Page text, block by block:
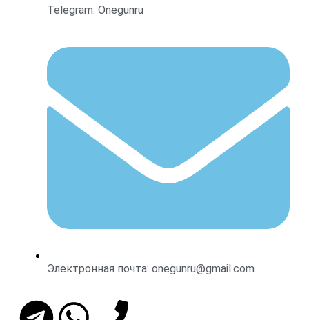
Telegram: Onegunru
Электронная почта: onegunru@gmail.com